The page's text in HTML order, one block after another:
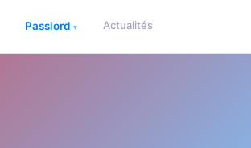
Passlord ▾ Actualités